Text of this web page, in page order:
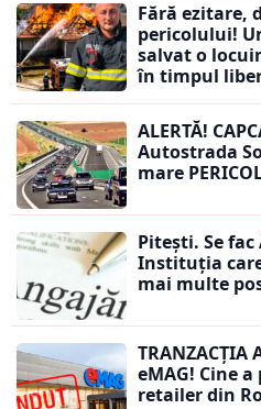
Fără ezitare,
pericolului!
salvat o
în timpul
ALERTĂ!
Autostrada
mare
Pitești. Se fac
Instituția care
mai multe
TRANZACȚIA
eMAG! Cine
retailer din